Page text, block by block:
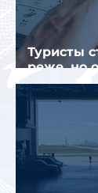
Туристы
реже, но
почти на